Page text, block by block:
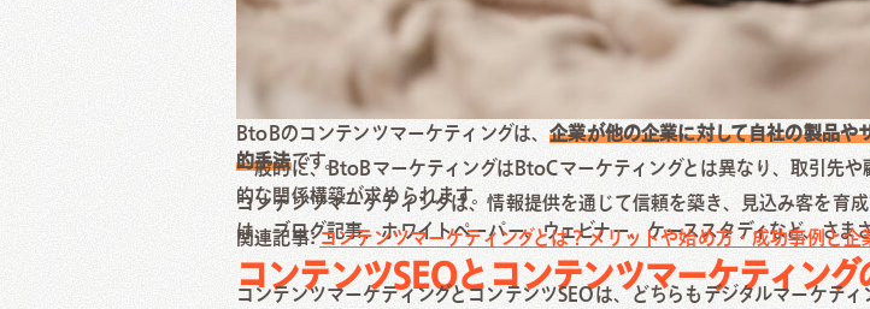
BtoBのコンテンツマーケティングは、企業が他の企業に対して自社の製品や
的手法です。
一般的に、BtoBマーケティングはBtoCマーケティングとは異なり、取引先
的な関係構築が求められます。
コンテンツマーケティングは、情報提供を通じて信頼を築き、見込み客を育
は、ブログ記事、ホワイトペーパー、ウェビナー、ケーススタディなど、さま
関連記事:コンテンツマーケティングとは？メリットや始め方・成功事例と
コンテンツSEOとコンテンツマーケティング
コンテンツマーケティングとコンテンツSEOは、どちらもデジタルマーケテ